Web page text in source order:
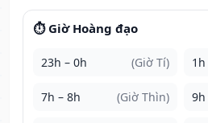
⏱️ Giờ Hoàng đạo
23h – 0h (Giờ Tí) 1h
7h – 8h (Giờ Thìn) 9h